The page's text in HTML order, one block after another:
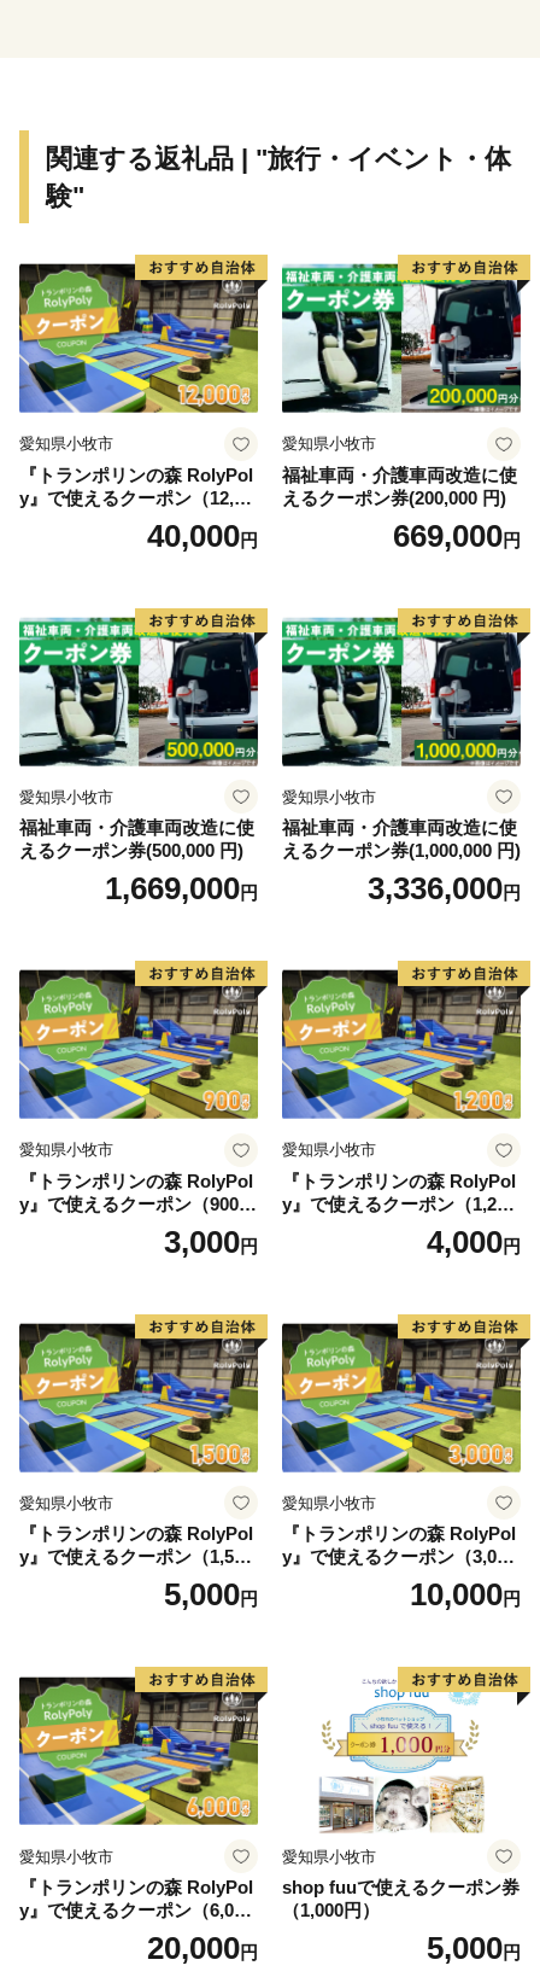
なった西尾市は、農水産物の生産も盛んで、農業、工
業、商業のバランスの取れた産業を展開しています。
えびせんべい」は特許庁の地域団体商標（地域ブラン
ド）にも認定されている全国に誇る三大ブランドです。
また、市内には歴史的な史跡や名所が点在し、伝統的
な祭りや民俗芸能も多く伝えられているほか、海・山・
川など自然環境も豊かな「自然と文化と人々がとけあ
い、心豊かに暮らせるまち」それが六万石城下町・西尾
です。
【お問い合わせ先】
■ 返礼品・配送に関する問い合わせ
※西尾市は、返礼品に関する事務を外部委託していま
す。
TEL：0563-57-7882
Mail：furusato@katch.ne.jp
■ ワンストップ特例に関する問い合わせ
愛知県西尾市ふるさと納税ワンストップ受付センター
（シフトプラス株式会社）
※西尾市は、ワンストップ特例申請受付業務を外部委託
しています
■ その他に関する問い合わせ
西尾市総合政策部秘書政策課
TEL：0563-65-2154
Mail：furusato@city.nishio.lg.jp
関連する返礼品 | "旅行・イベント・体
験"
愛知県小牧市
『トランポリンの森 RolyPol
y』で使えるクーポン（12,00
40,000円
愛知県小牧市
福祉車両・介護車両改造に使
えるクーポン券(200,000 円)
669,000円
愛知県小牧市
福祉車両・介護車両改造に使
えるクーポン券(500,000 円)
1,669,000円
愛知県小牧市
福祉車両・介護車両改造に使
えるクーポン券(1,000,000 円)
3,336,000円
愛知県小牧市
『トランポリンの森 RolyPol
y』で使えるクーポン（900
3,000円
愛知県小牧市
『トランポリンの森 RolyPol
y』で使えるクーポン（1,200
4,000円
愛知県小牧市
『トランポリンの森 RolyPol
y』で使えるクーポン（1,500
5,000円
愛知県小牧市
『トランポリンの森 RolyPol
y』で使えるクーポン（3,000
10,000円
愛知県小牧市
『トランポリンの森 RolyPol
y』で使えるクーポン（6,000
20,000円
愛知県小牧市
shop fuuで使えるクーポン券
（1,000円）
5,000円